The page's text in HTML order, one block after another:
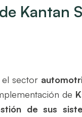
Kantan
sector
de
de sus